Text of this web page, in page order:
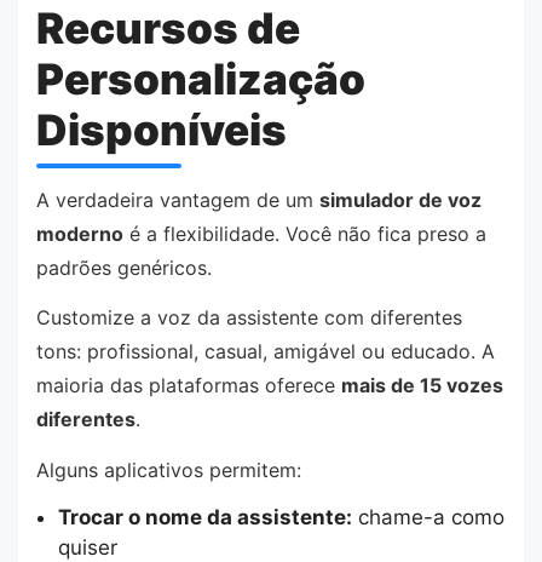
Recursos de
Personalização
Disponíveis
A verdadeira vantagem de um simulador de voz
moderno é a flexibilidade. Você não fica preso a
padrões genéricos.
Customize a voz da assistente com diferentes
tons: profissional, casual, amigável ou educado. A
maioria das plataformas oferece mais de 15 vozes
diferentes.
Alguns aplicativos permitem:
Trocar o nome da assistente: chame-a como
quiser